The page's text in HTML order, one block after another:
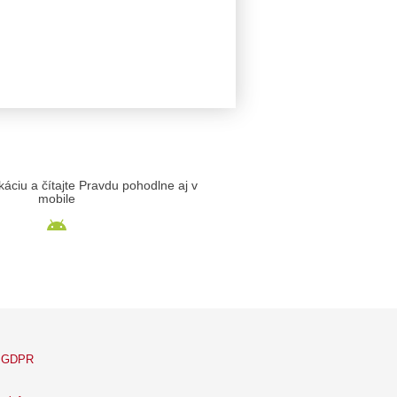
a čítajte Pravdu pohodlne aj v
mobile
GDPR